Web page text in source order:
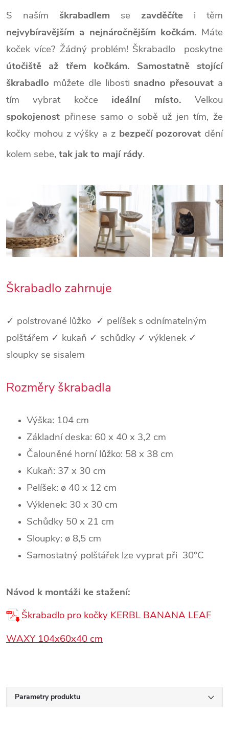
S naším škrabadlem se zavděčíte i těm
nejvybíravějším a nejnáročnějším kočkám. Máte
koček více? Žádný problém! Škrabadlo poskytne
útočiště až třem kočkám.
Samostatně stojící
škrabadlo můžete dle libostisnadno přesouvat a
tím vybrat kočce ideální místo.Velkou
spokojenost přinese samo o sobě už jen tím, že
kočky mohou z výšky a z bezpečí pozorovat dění
kolem sebe, tak jak to mají rády.
Škrabadlo zahrnuje
✓ polstrované lůžko ✓ pelíšek s odnímatelným
polštářem ✓ kukaň ✓ schůdky ✓ výklenek ✓
sloupky se sisalem
Rozměry škrabadla
Výška: 104 cm
Základní deska: 60 x 40 x 3,2 cm
Čalouněné horní lůžko: 58 x 38 cm
Kukaň: 37 x 30 cm
Pelíšek: ø 40 x 12 cm
Výklenek: 30 x 30 cm
Schůdky 50 x 21 cm
Sloupky: ø 8,5 cm
Samostatný polštářek lze vyprat při 30°C
Návod k montáži ke stažení:
Škrabadlo pro kočky KERBL BANANA LEAF
WAXY 104x60x40 cm
Parametry produktu